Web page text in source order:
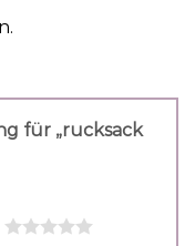
für „rucksack